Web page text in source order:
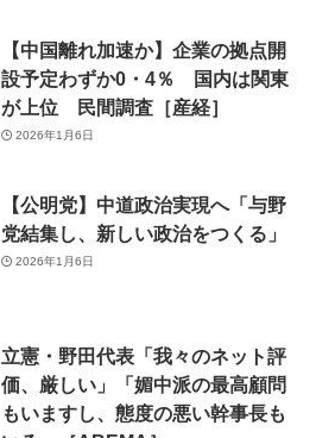
【中国離れ加速か】企業の拠点開
設予定わずか0・4％ 国内は関東
が上位 民間調査［産経］
2026年1月6日
【公明党】中道政治実現へ「与野
党結集し、新しい政治をつくる」
2026年1月6日
立憲・野田代表「我々のネット評
価、厳しい」「媚中派の最高顧問
もいますし、態度の悪い幹事長も